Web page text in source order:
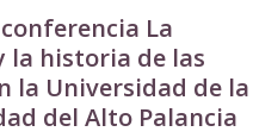
conferencia La
la historia de las
la Universidad de la
del Alto Palancia